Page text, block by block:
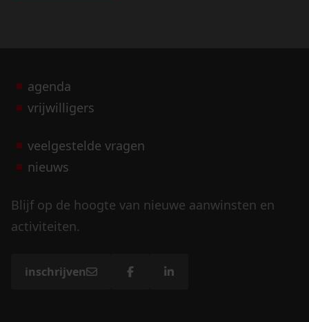
agenda
vrijwilligers
veelgestelde vragen
nieuws
Blijf op de hoogte van nieuwe aanwinsten en
activiteiten.
inschrijven